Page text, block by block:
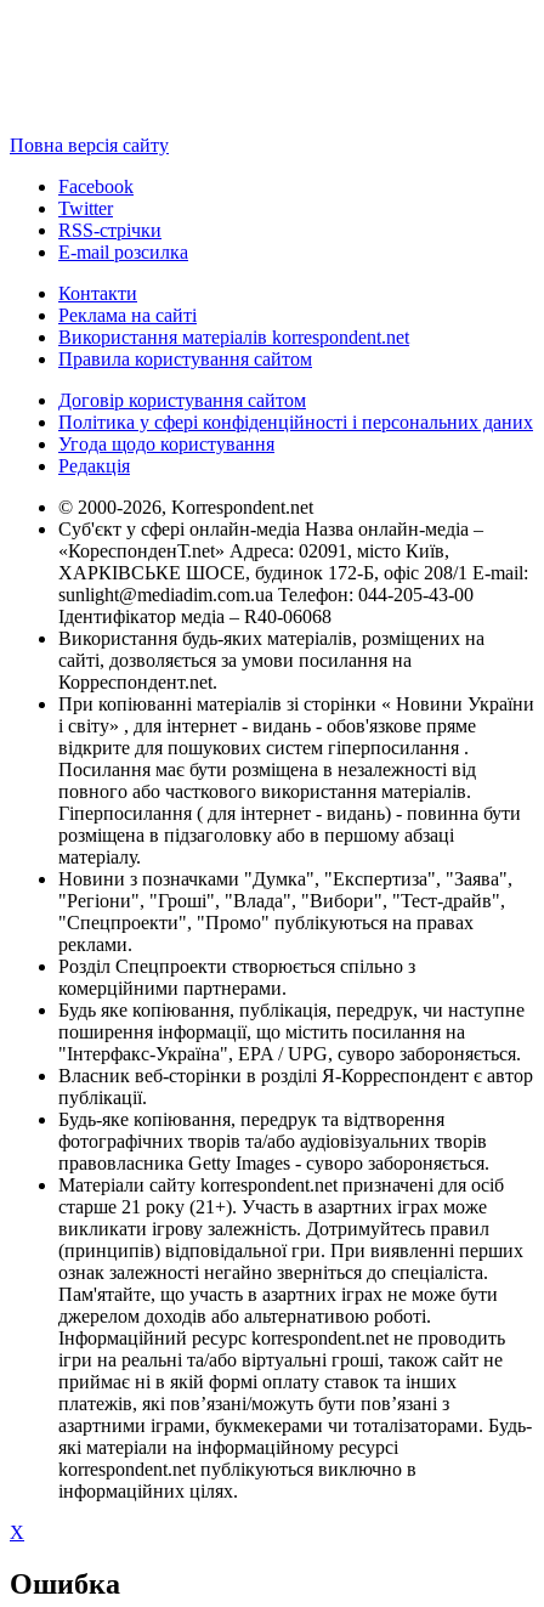
Повна версія сайту
Facebook
Twitter
RSS-стрічки
E-mail розсилка
Контакти
Реклама на сайті
Використання матеріалів korrespondent.net
Правила користування сайтом
Договір користування сайтом
Політика у сфері конфіденційності і персональних даних
Угода щодо користування
Редакція
© 2000-2026, Korrespondent.net
Суб'єкт у сфері онлайн-медіа Назва онлайн-медіа –
«КореспонденТ.net» Адреса: 02091, місто Київ,
ХАРКІВСЬКЕ ШОСЕ, будинок 172-Б, офіс 208/1 E-mail:
sunlight@mediadim.com.ua Телефон: 044-205-43-00
Ідентифікатор медіа – R40-06068
Використання будь-яких матеріалів, розміщених на
сайті, дозволяється за умови посилання на
Корреспондент.net.
При копіюванні матеріалів зі сторінки « Новини України
і світу» , для інтернет - видань - обов'язкове пряме
відкрите для пошукових систем гіперпосилання .
Посилання має бути розміщена в незалежності від
повного або часткового використання матеріалів.
Гіперпосилання ( для інтернет - видань) - повинна бути
розміщена в підзаголовку або в першому абзаці
матеріалу.
Новини з позначками "Думка", "Експертиза", "Заява",
"Регіони", "Гроші", "Влада", "Вибори", "Тест-драйв",
"Спецпроекти", "Промо" публікуються на правах
реклами.
Розділ Спецпроекти створюється спільно з
комерційними партнерами.
Будь яке копіювання, публікація, передрук, чи наступне
поширення інформації, що містить посилання на
"Інтерфакс-Україна", EPA / UPG, суворо забороняється.
Власник веб-сторінки в розділі Я-Корреспондент є автор
публікації.
Будь-яке копіювання, передрук та відтворення
фотографічних творів та/або аудіовізуальних творів
правовласника Getty Images - суворо забороняється.
Матеріали сайту korrespondent.net призначені для осіб
старше 21 року (21+). Участь в азартних іграх може
викликати ігрову залежність. Дотримуйтесь правил
(принципів) відповідальної гри. При виявленні перших
ознак залежності негайно зверніться до спеціаліста.
Пам'ятайте, що участь в азартних іграх не може бути
джерелом доходів або альтернативою роботі.
Інформаційний ресурс korrespondent.net не проводить
ігри на реальні та/або віртуальні гроші, також сайт не
приймає ні в якій формі оплату ставок та інших
платежів, які пов’язані/можуть бути пов’язані з
азартними іграми, букмекерами чи тоталізаторами. Будь-
які матеріали на інформаційному ресурсі
korrespondent.net публікуються виключно в
інформаційних цілях.
X
Ошибка